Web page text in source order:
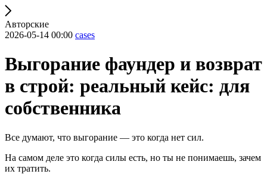
Авторские
2026-05-14 00:00 cases
Выгорание фаундер и возврат
в строй: реальный кейс: для
собственника
Все думают, что выгорание — это когда нет сил.
На самом деле это когда силы есть, но ты не понимаешь, зачем
их тратить.